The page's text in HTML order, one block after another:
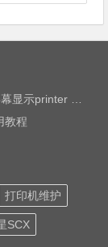
jig网络远程维修
教程
打印机维护
SCX